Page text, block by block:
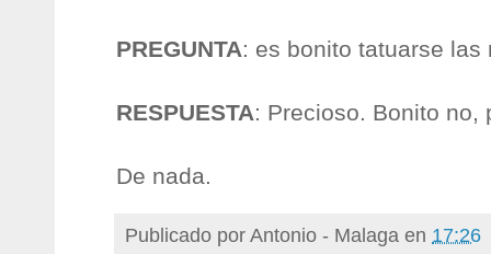
PREGUNTA: es bonito tatuarse
RESPUESTA: Precioso. Bonito no,
De nada.
Publicado porAntonio - Malaga en 17:26